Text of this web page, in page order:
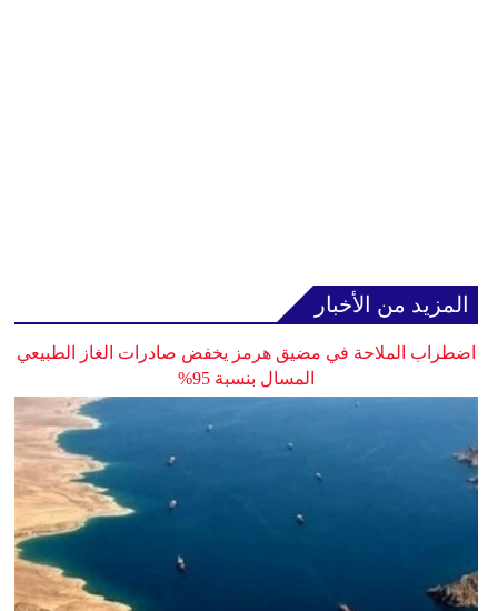
المزيد من الأخبار
اضطراب الملاحة في مضيق هرمز يخفض صادرات الغاز الطبيعي
المسال بنسبة 95%